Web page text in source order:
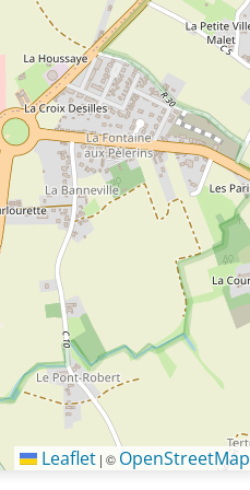
Leaflet | © OpenStreetMap